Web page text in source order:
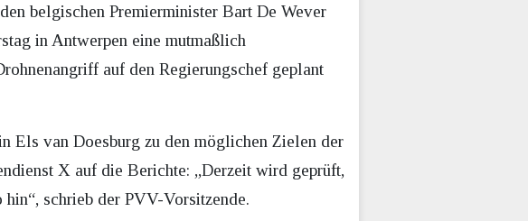
belgischen Premierminister Bart De Wever
in Antwerpen eine mutmaßlich
auf den Regierungschef geplant
Els van Doesburg zu den möglichen Zielen der
X auf die Berichte: „Derzeit wird geprüft,
schrieb der PVV-Vorsitzende.